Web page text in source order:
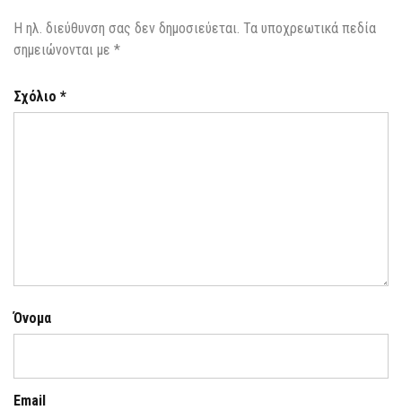
Η ηλ. διεύθυνση σας δεν δημοσιεύεται. Τα υποχρεωτικά πεδία
σημειώνονται με *
Σχόλιο *
Όνομα
Email